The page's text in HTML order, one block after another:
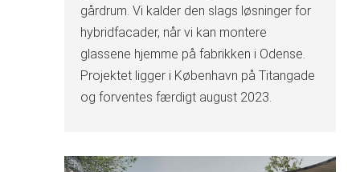
gårdrum. Vi kalder den slags løsninger for
hybridfacader, når vi kan montere
glassene hjemme på fabrikken i Odense.
Projektet ligger i København på Titangade
og forventes færdigt august 2023.